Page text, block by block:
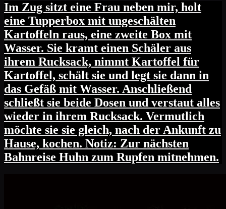
Im Zug sitzt eine Frau neben mir, holt
eine Tupperbox mit ungeschälten
Kartoffeln raus, eine zweite Box mit
Wasser. Sie kramt einen Schäler aus
ihrem Rucksack, nimmt Kartoffel für
Kartoffel, schält sie und legt sie dann in
das Gefäß mit Wasser. Anschließend
schließt sie beide Dosen und verstaut alles
wieder in ihrem Rucksack. Vermutlich
möchte sie sie gleich, nach der Ankunft zu
Hause, kochen. Notiz: Zur nächsten
Bahnreise Huhn zum Rupfen mitnehmen.